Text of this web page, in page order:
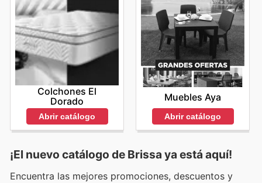
Colchones El
Dorado
Abrir catálogo
Muebles Aya
Abrir catálogo
¡El nuevo catálogo de Brissa ya está aquí!
Encuentra las mejores promociones, descuentos y